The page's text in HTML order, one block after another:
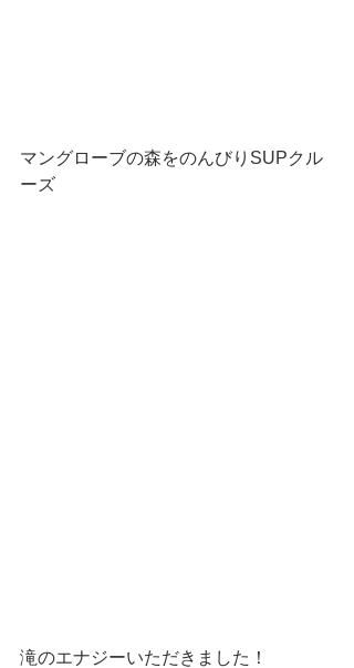
マングローブの森をのんびりSUPクル
ーズ
滝のエナジーいただきました！